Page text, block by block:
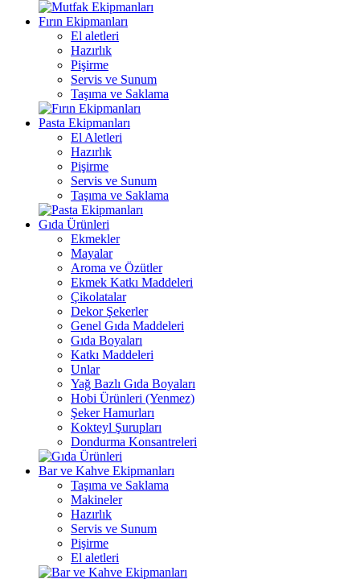
Fırın Ekipmanları
El aletleri
Hazırlık
Pişirme
Servis ve Sunum
Taşıma ve Saklama
Pasta Ekipmanları
El Aletleri
Hazırlık
Pişirme
Servis ve Sunum
Taşıma ve Saklama
Gıda Ürünleri
Ekmekler
Mayalar
Aroma ve Özütler
Ekmek Katkı Maddeleri
Çikolatalar
Dekor Şekerler
Genel Gıda Maddeleri
Gıda Boyaları
Katkı Maddeleri
Unlar
Yağ Bazlı Gıda Boyaları
Hobi Ürünleri (Yenmez)
Şeker Hamurları
Kokteyl Şurupları
Dondurma Konsantreleri
Bar ve Kahve Ekipmanları
Taşıma ve Saklama
Makineler
Hazırlık
Servis ve Sunum
Pişirme
El aletleri